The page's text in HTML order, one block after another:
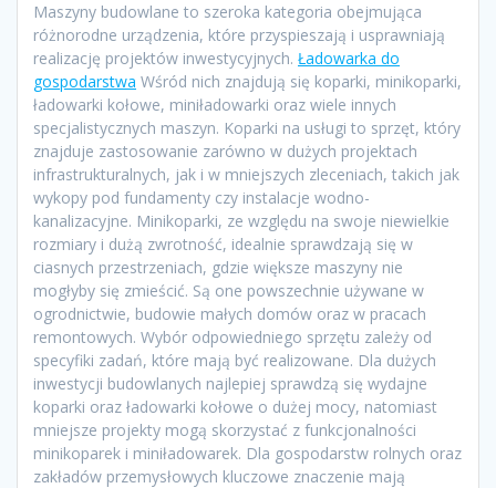
Maszyny budowlane to szeroka kategoria obejmująca
różnorodne urządzenia, które przyspieszają i usprawniają
realizację projektów inwestycyjnych. Ładowarka do
gospodarstwa Wśród nich znajdują się koparki, minikoparki,
ładowarki kołowe, miniładowarki oraz wiele innych
specjalistycznych maszyn. Koparki na usługi to sprzęt, który
znajduje zastosowanie zarówno w dużych projektach
infrastrukturalnych, jak i w mniejszych zleceniach, takich jak
wykopy pod fundamenty czy instalacje wodno-
kanalizacyjne. Minikoparki, ze względu na swoje niewielkie
rozmiary i dużą zwrotność, idealnie sprawdzają się w
ciasnych przestrzeniach, gdzie większe maszyny nie
mogłyby się zmieścić. Są one powszechnie używane w
ogrodnictwie, budowie małych domów oraz w pracach
remontowych. Wybór odpowiedniego sprzętu zależy od
specyfiki zadań, które mają być realizowane. Dla dużych
inwestycji budowlanych najlepiej sprawdzą się wydajne
koparki oraz ładowarki kołowe o dużej mocy, natomiast
mniejsze projekty mogą skorzystać z funkcjonalności
minikoparek i miniładowarek. Dla gospodarstw rolnych oraz
zakładów przemysłowych kluczowe znaczenie mają